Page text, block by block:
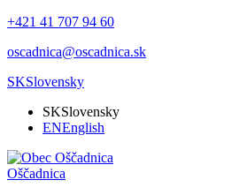
+421 41 707 94 60
oscadnica@oscadnica.sk
SKSlovensky
SKSlovensky
ENEnglish
Oščadnica